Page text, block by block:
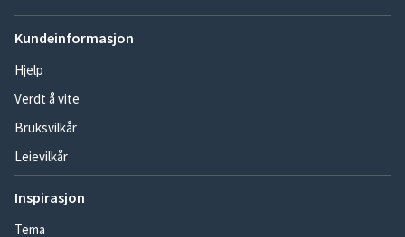
Kundeinformasjon
Hjelp
Verdt å vite
Bruksvilkår
Leievilkår
Inspirasjon
Tema